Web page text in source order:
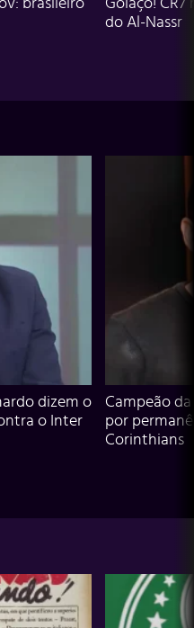
brasileiro
Golaço!
do Al-Nassr
dizem o
o Inter
Campeão
por
Corinthians